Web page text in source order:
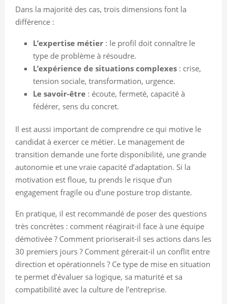
Dans la majorité des cas, trois dimensions font la
différence :
L’expertise métier : le profil doit connaître le
type de problème à résoudre.
L’expérience de situations complexes : crise,
tension sociale, transformation, urgence.
Le savoir-être : écoute, fermeté, capacité à
fédérer, sens du concret.
Il est aussi important de comprendre ce qui motive le
candidat à exercer ce métier. Le management de
transition demande une forte disponibilité, une grande
autonomie et une vraie capacité d’adaptation. Si la
motivation est floue, tu prends le risque d’un
engagement fragile ou d’une posture trop distante.
En pratique, il est recommandé de poser des questions
très concrètes : comment réagirait-il face à une équipe
démotivée ? Comment prioriserait-il ses actions dans les
30 premiers jours ? Comment gérerait-il un conflit entre
direction et opérationnels ? Ce type de mise en situation
te permet d’évaluer sa logique, sa maturité et sa
compatibilité avec la culture de l’entreprise.